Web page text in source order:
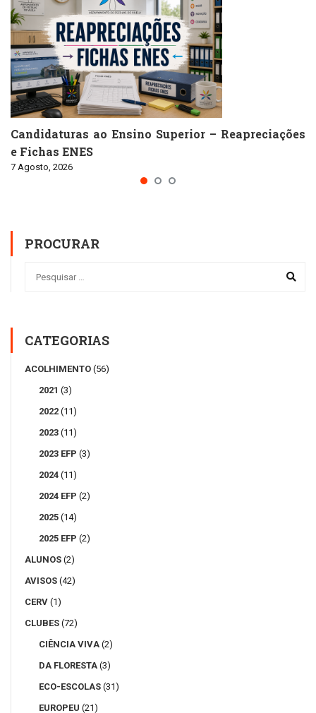
Candidaturas ao Ensino Superior – Reapreciações
e Fichas ENES
7 Agosto, 2026
PROCURAR
CATEGORIAS
ACOLHIMENTO (56)
2021 (3)
2022 (11)
2023 (11)
2023 EFP (3)
2024 (11)
2024 EFP (2)
2025 (14)
2025 EFP (2)
ALUNOS (2)
AVISOS (42)
CERV (1)
CLUBES (72)
CIÊNCIA VIVA (2)
DA FLORESTA (3)
ECO-ESCOLAS (31)
EUROPEU (21)